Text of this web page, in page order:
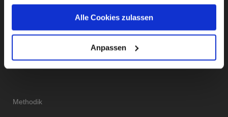
gesammelt haben.
Unsere Datenschutzerklärung finden siehier.
Alle Cookies zulassen
Anpassen
Facebook
LinkedIn
DAS INSTITUT
Methodik